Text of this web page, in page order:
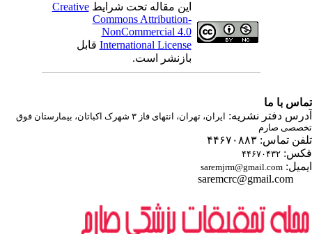
این مقاله تحت شرایطCreative
Commons Attribution-
NonCommercial 4.0
International Licenseقابل
بازنشر است.
با ما
دفتر نشریه:
ایران، تهران، انتهای فاز ۳ شهرک اکباتان، بیمارستان فوق
صارم
تماس: ۴۴۶۷۰۸۸۳
۴۴۶۷۰۴۳۲
saremjrm@gmail.com
saremcrc@gmail.com